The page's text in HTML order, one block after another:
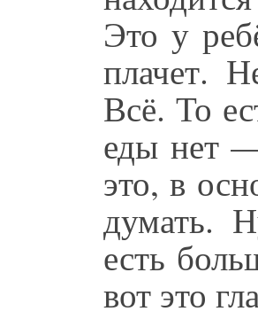
Это у
плачет.
Всё. То
еды нет
это, в
думать.
есть
вот это